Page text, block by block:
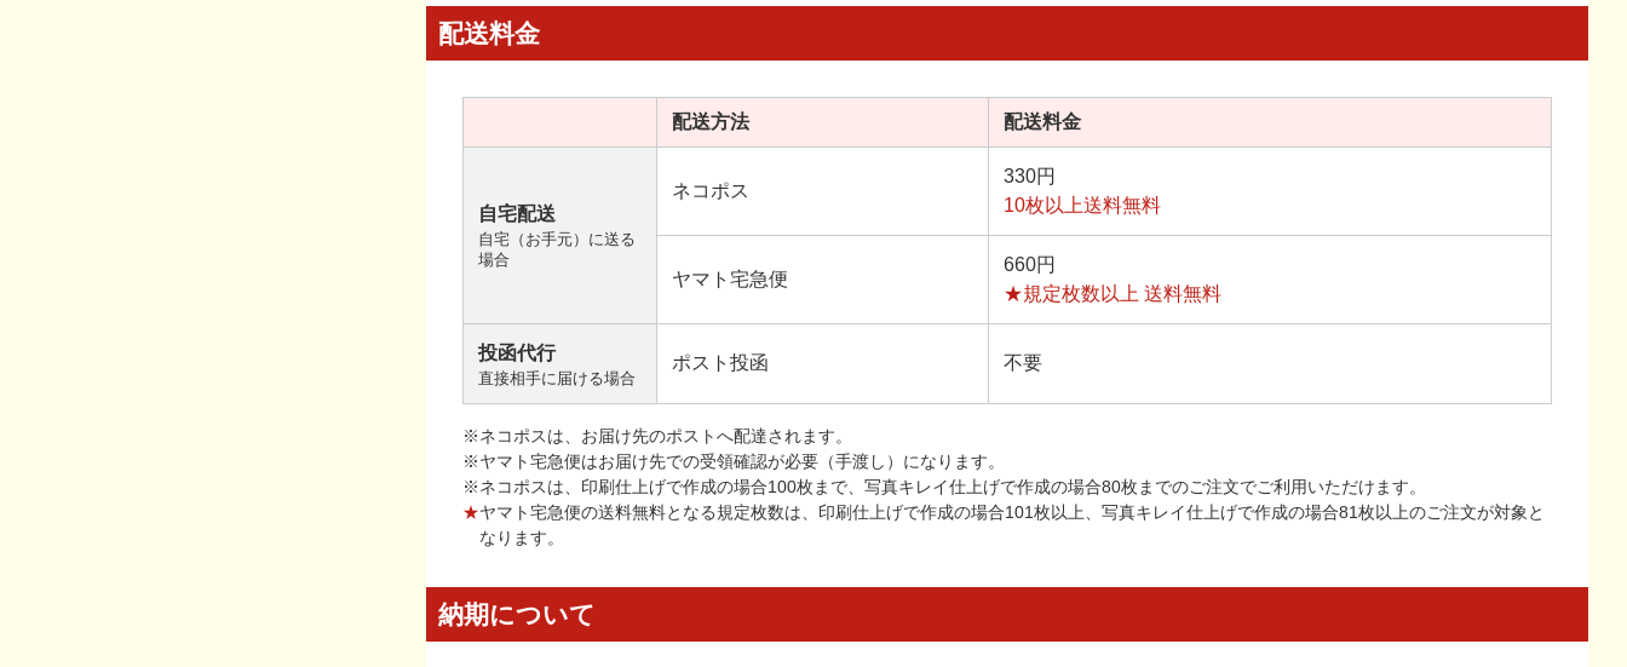
配送料金
配送方法 配送料金
自宅配送
自宅（お手元）に送る
場合
ネコポス
330円
10枚以上送料無料
ヤマト宅急便
660円
★規定枚数以上 送料無料
投函代行
直接相手に届ける場合
ポスト投函 不要
※ネコポスは、お届け先のポストへ配達されます。
※ヤマト宅急便はお届け先での受領確認が必要（手渡し）になります。
※ネコポスは、印刷仕上げで作成の場合100枚まで、写真キレイ仕上げで作成の場合80枚までのご注文でご利用いただけます。
★ヤマト宅急便の送料無料となる規定枚数は、印刷仕上げで作成の場合101枚以上、写真キレイ仕上げで作成の場合81枚以上のご注文が対象と
なります。
納期について